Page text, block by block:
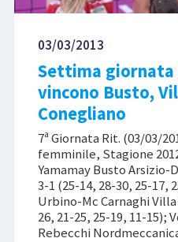
03/03/2013
Settima giornata
vincono Busto,
Conegliano
7ª Giornata Rit. (03/03/
femminile, Stagione
Yamamay Busto Arsizio-
3-1 (25-14, 28-30, 25-17,
Urbino-Mc Carnaghi
26, 21-25, 25-19, 11-15);
Rebecchi